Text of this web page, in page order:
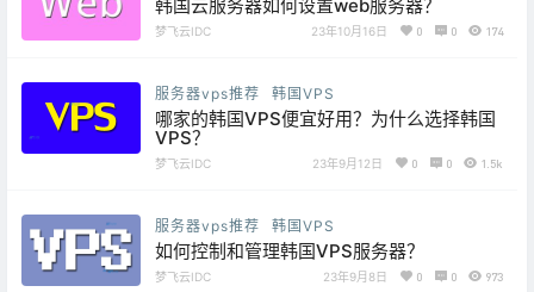
韩国云服务器如何设置web服务器？
梦飞云IDC 23年10月16日 0 0 174
服务器vps推荐 韩国VPS
哪家的韩国VPS便宜好用？为什么选择韩国
VPS？
梦飞云IDC 23年9月12日 0 0 1.5k
服务器vps推荐 韩国VPS
如何控制和管理韩国VPS服务器？
梦飞云IDC 23年9月8日 0 0 973